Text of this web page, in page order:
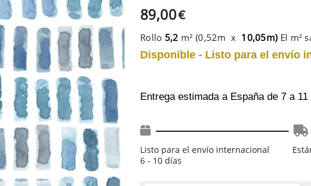
89,00€
Rollo 5,2 m² (0,52m x 10,05m) El m²
Disponible - Listo para el envío
Entrega estimada a España de 7 a 11
Listo para el envío internacional
6 - 10 días